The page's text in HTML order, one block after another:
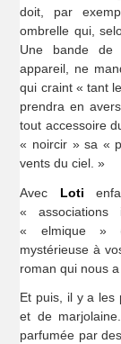
doit, par
ombrelle qui,
Une bande de
appareil, ne
qui craint « tant
prendra en
tout accessoire
« noircir » sa «
vents du ciel. »
Avec Loti
« associations
« elmique »
mystérieuse à
roman qui nous
Et puis, il y a les
et de
parfumée par